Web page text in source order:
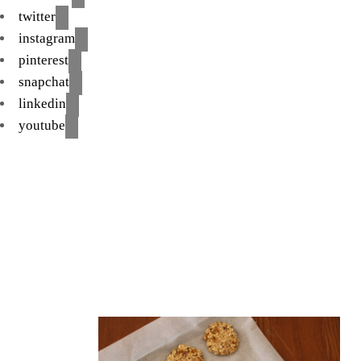
twitter
instagram
pinterest
snapchat
linkedin
youtube